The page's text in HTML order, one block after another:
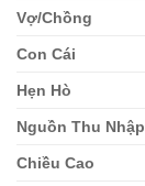
Vợ/Chồng
Con Cái
Hẹn Hò
Nguồn Thu Nhập
Chiều Cao